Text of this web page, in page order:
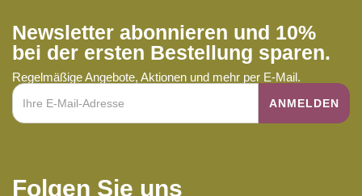
Newsletter abonnieren und 10%
bei der ersten Bestellung sparen.
Regelmäßige Angebote, Aktionen und mehr per E-Mail.
Folgen Sie uns